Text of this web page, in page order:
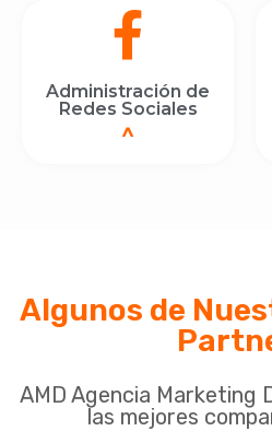
Administración de
Redes Sociales
^
Algunos de
AMD Agencia Marketing
las mejores